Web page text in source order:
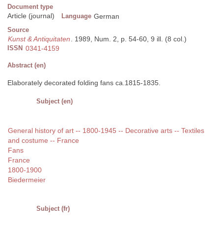
Document type
Article (journal) Language German
Source
Kunst & Antiquitaten. 1989, Num. 2, p. 54-60, 9 ill. (8 col.)
ISSN 0341-4159
Abstract (en)
Elaborately decorated folding fans ca.1815-1835.
Subject (en)
General history of art -- 1800-1945 -- Decorative arts -- Textiles
and costume -- France
Fans
France
1800-1900
Biedermeier
Subject (fr)